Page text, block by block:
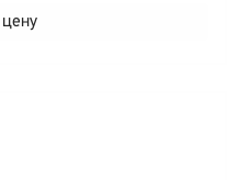
цену